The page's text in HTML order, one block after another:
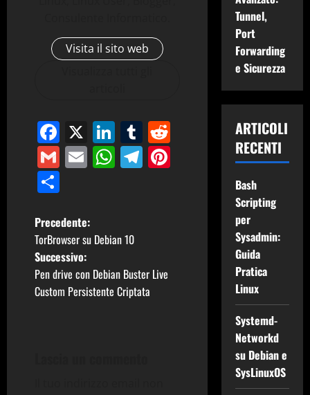
Visita il sito web
Facebook
X LinkedIn
TumblrReddit
GmailEmailWhatsApp
Telegram
Pinterest
N
a
v
Precedente:
TorBrowser su Debian 10
Successivo:
Pen drive con Debian Buster Live
Custom Persistente Criptata
Tunnel,
Port
Forwarding
e Sicurezza
ARTICOLI
RECENTI
Bash
Scripting
per
Sysadmin:
Guida
Pratica
Linux
Systemd-
Networkd
su Debian e
SysLinuxOS